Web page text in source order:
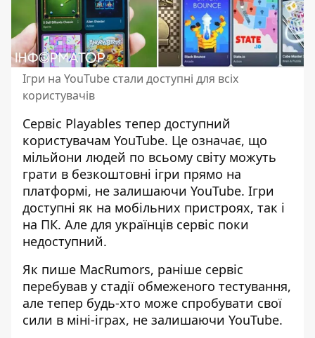
Ігри на YouTube стали доступні для всіх
користувачів
Сервіс Playables тепер доступний
користувачам YouTube. Це означає, що
мільйони людей по всьому світу можуть
грати в безкоштовні ігри прямо на
платформі, не залишаючи YouTube. Ігри
доступні як на мобільних пристроях, так і
на ПК. Але для українців сервіс поки
недоступний.
Як пише MacRumors, раніше сервіс
перебував у стадії обмеженого тестування,
але тепер будь-хто може спробувати свої
сили в міні-іграх, не залишаючи YouTube.